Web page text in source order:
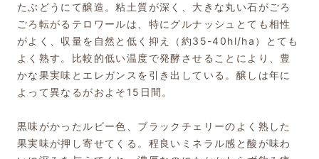
たぶどうにて醸造。粘土質が深く、大きな丸い石がごろ
ごろ転がるテロワールは、特にグルナッシュとても相性
がよく、収量を自然と低く抑え（約35-40hl/ha）とても
よく熟す。比較的低い温度で発酵させることにより、豊
かな果実味とエレガンスを引き出している。醸しは年に
よって異なるがおよそ15日間。
黒味がかったルビー色、ブラックチェリーのよく熟した
果実味が押し寄せてくる。程良いミネラル感と酸が味わ